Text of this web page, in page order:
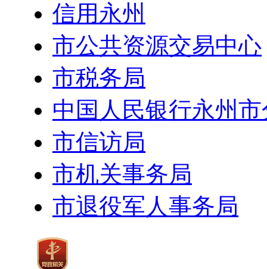
信用永州
市公共资源交易中心
市税务局
中国人民银行永州
市信访局
市机关事务局
市退役军人事务局